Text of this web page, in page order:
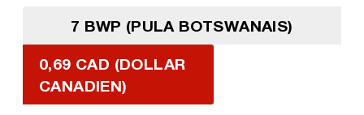
7 BWP (PULA BOTSWANAIS)
0,69 CAD (DOLLAR
CANADIEN)